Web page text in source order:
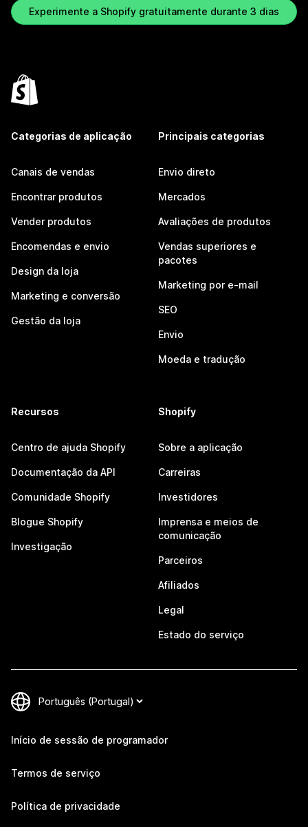
Experimente a Shopify gratuitamente durante 3 dias
Categorias de aplicação
Canais de vendas
Encontrar produtos
Vender produtos
Encomendas e envio
Design da loja
Marketing e conversão
Gestão da loja
Principais categorias
Envio direto
Mercados
Avaliações de produtos
Vendas superiores e
pacotes
Marketing por e-mail
SEO
Envio
Moeda e tradução
Recursos
Centro de ajuda Shopify
Documentação da API
Comunidade Shopify
Blogue Shopify
Investigação
Shopify
Sobre a aplicação
Carreiras
Investidores
Imprensa e meios de
comunicação
Parceiros
Afiliados
Legal
Estado do serviço
Início de sessão de programador
Termos de serviço
Política de privacidade